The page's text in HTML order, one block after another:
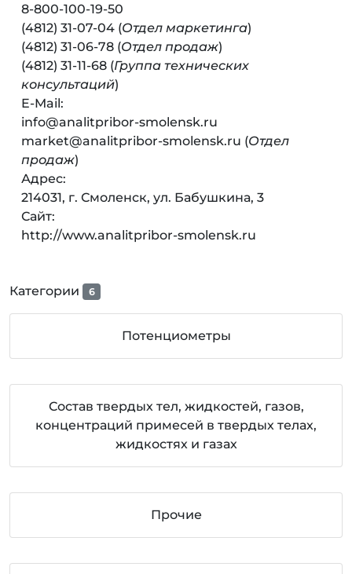
8-800-100-19-50
(4812) 31-07-04 (Отдел маркетинга)
(4812) 31-06-78 (Отдел продаж)
(4812) 31-11-68 (Группа технических
консультаций)
E-Mail:
info@analitpribor-smolensk.ru
market@analitpribor-smolensk.ru (Отдел
продаж)
Адрес:
214031, г. Смоленск, ул. Бабушкина, 3
Сайт:
http://www.analitpribor-smolensk.ru
Категории 6
Потенциометры
Состав твердых тел, жидкостей, газов,
концентраций примесей в твердых телах,
жидкостях и газах
Прочие